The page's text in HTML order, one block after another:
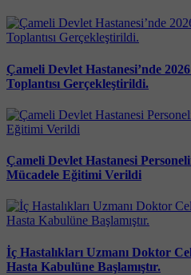
Çameli Devlet Hastanesi’nde
Toplantısı Gerçekleştirildi.
Çameli Devlet Hastanesi
Mücadele Eğitimi Verildi
İç Hastalıkları Uzmanı Doktor
Hasta Kabulüne Başlamıştır.